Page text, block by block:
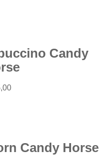
Candy
Candy Horse